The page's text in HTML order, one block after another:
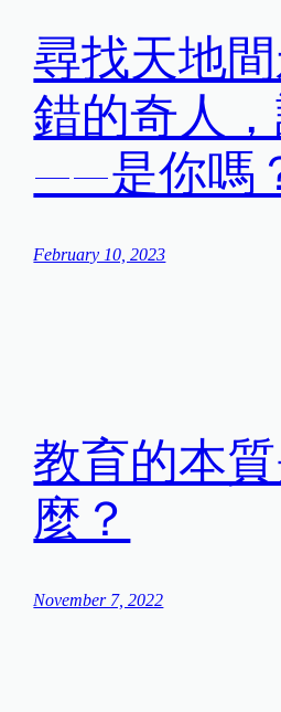
尋找天地
錯的奇人
——是你嗎
February 10, 2023
教育的本
麼？
November 7, 2022